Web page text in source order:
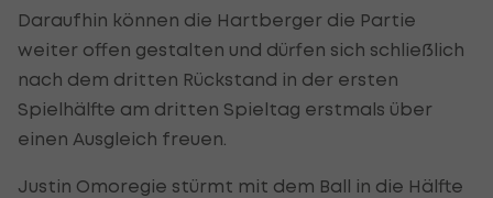
Daraufhin können die Hartberger die Partie
weiter offen gestalten und dürfen sich schließlich
nach dem dritten Rückstand in der ersten
Spielhälfte am dritten Spieltag erstmals über
einen Ausgleich freuen.
Justin Omoregie stürmt mit dem Ball in die Hälfte